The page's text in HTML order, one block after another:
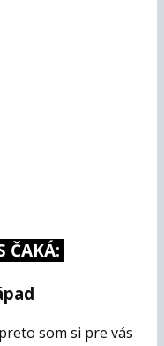
ČAKÁ:
som si pre vás